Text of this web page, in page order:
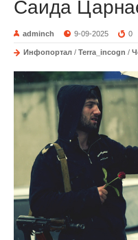
Саида
adminch 9-09-2025 0
Инфопортал / Terra_incogn /